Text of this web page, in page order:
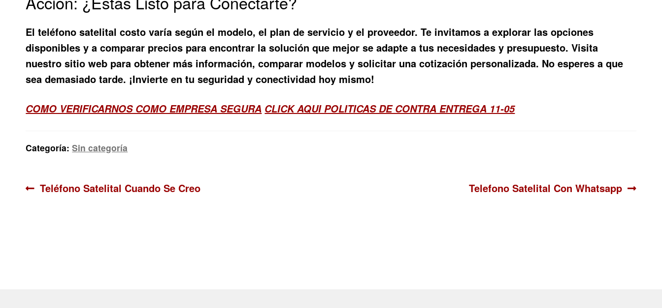
Elteléfono satelital costo varía según el modelo, el plan de servicio y el proveedor. Te invitamos a explorar las opciones
disponibles y a comparar precios para encontrar la solución que mejor se adapte a tus necesidades y presupuesto. Visita
nuestro sitio web para obtener más información, comparar modelos y solicitar una cotización personalizada. No esperes a que
sea demasiado tarde. ¡Invierte en tu seguridad y conectividad hoy mismo!
COMO VERIFICARNOS COMO EMPRESA SEGURA CLICK AQUI POLITICAS DE CONTRA ENTREGA 11-05
Categoría:Sin categoría
Navegación
Anterior:
Teléfono Satelital Cuando Se Creo Siguiente:
Telefono Satelital Con Whatsapp